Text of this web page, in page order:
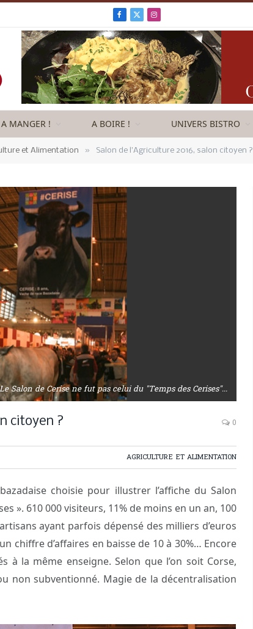
Facebook
X
(Twitter)
Instagram
A MANGER ! A BOIRE ! UNIVERS BISTRO
et Alimentation » Salon de l’Agriculture 2016, salon citoyen ?
Le Salon de Cerise ne fut pas celui du "Temps des Cerises"...
citoyen ? 0
AGRICULTURE ET ALIMENTATION
choisie pour illustrer l’affiche du Salon
». 610 000 visiteurs, 11% de moins en un an, 100
ayant parfois dépensé des milliers d’euros
chiffre d’affaires en baisse de 10 à 30%… Encore
à la même enseigne. Selon que l’on soit Corse,
non subventionné. Magie de la décentralisation